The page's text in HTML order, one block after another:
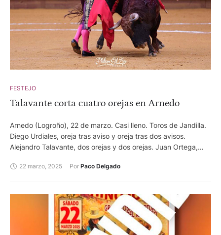
FESTEJO
Talavante corta cuatro orejas en Arnedo
Arnedo (Logroño), 22 de marzo. Casi lleno. Toros de Jandilla.
Diego Urdiales, oreja tras aviso y oreja tras dos avisos.
Alejandro Talavante, dos orejas y dos orejas. Juan Ortega,
22 marzo, 2025 Por Paco Delgado